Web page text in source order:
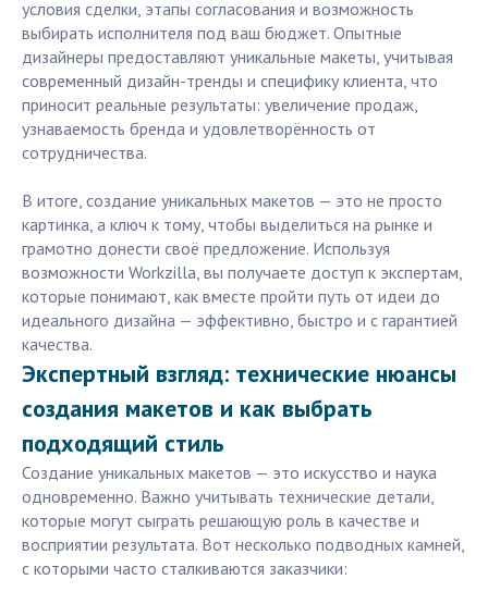
условия сделки, этапы согласования и возможность
выбирать исполнителя под ваш бюджет. Опытные
дизайнеры предоставляют уникальные макеты, учитывая
современный дизайн-тренды и специфику клиента, что
приносит реальные результаты: увеличение продаж,
узнаваемость бренда и удовлетворённость от
сотрудничества.
В итоге, создание уникальных макетов — это не просто
картинка, а ключ к тому, чтобы выделиться на рынке и
грамотно донести своё предложение. Используя
возможности Workzilla, вы получаете доступ к экспертам,
которые понимают, как вместе пройти путь от идеи до
идеального дизайна — эффективно, быстро и с гарантией
качества.
Экспертный взгляд: технические нюансы
создания макетов и как выбрать
подходящий стиль
Создание уникальных макетов — это искусство и наука
одновременно. Важно учитывать технические детали,
которые могут сыграть решающую роль в качестве и
восприятии результата. Вот несколько подводных камней,
с которыми часто сталкиваются заказчики: